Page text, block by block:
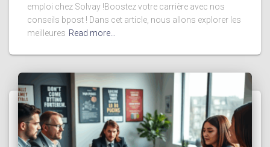
emploi chez Solvay !Boostez votre carrière avec nos
conseils bpost ! Dans cet article, nous allons explorer les
meilleures Read more…